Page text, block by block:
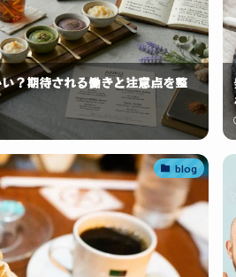
？期待される働きと注意点を整
blog